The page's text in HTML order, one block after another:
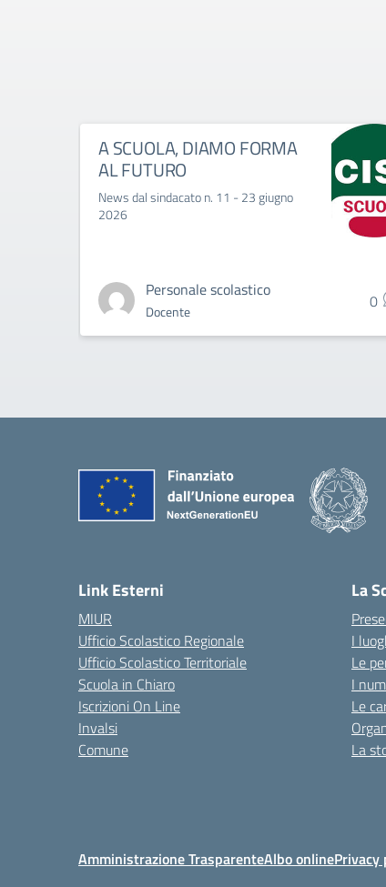
A SCUOLA, DIAMO FORMA
AL FUTURO
News dal sindacato n. 11 - 23 giugno
2026
Personale scolastico
Docente 0
Link Esterni
MIUR
Ufficio Scolastico Regionale
Ufficio Scolastico Territoriale
Scuola in Chiaro
Iscrizioni On Line
Invalsi
Comune
La
I
Le
I
Le
La
Amministrazione TrasparenteAlbo onlinePrivacy